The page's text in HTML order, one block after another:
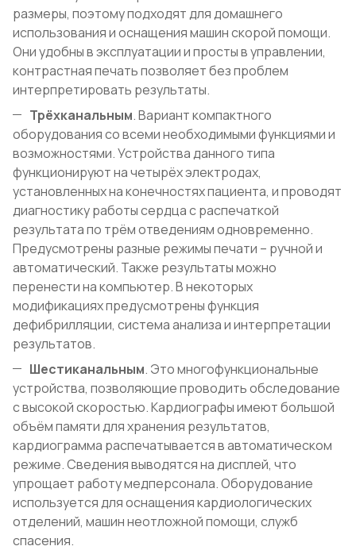
размеры, поэтому подходят для домашнего
использования и оснащения машин скорой помощи.
Они удобны в эксплуатации и просты в управлении,
контрастная печать позволяет без проблем
интерпретировать результаты.
Трёхканальным. Вариант компактного
оборудования со всеми необходимыми функциями и
возможностями. Устройства данного типа
функционируют на четырёх электродах,
установленных на конечностях пациента, и проводят
диагностику работы сердца с распечаткой
результата по трём отведениям одновременно.
Предусмотрены разные режимы печати – ручной и
автоматический. Также результаты можно
перенести на компьютер. В некоторых
модификациях предусмотрены функция
дефибрилляции, система анализа и интерпретации
результатов.
Шестиканальным. Это многофункциональные
устройства, позволяющие проводить обследование
с высокой скоростью. Кардиографы имеют большой
объём памяти для хранения результатов,
кардиограмма распечатывается в автоматическом
режиме. Сведения выводятся на дисплей, что
упрощает работу медперсонала. Оборудование
используется для оснащения кардиологических
отделений, машин неотложной помощи, служб
спасения.